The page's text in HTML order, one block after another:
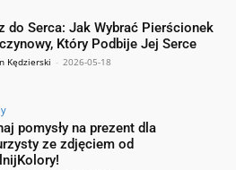
do Serca: Jak Wybrać Pierścionek
Który Podbije Jej Serce
Kędzierski - 2026-05-18
pomysły na prezent dla
ze zdjęciem od